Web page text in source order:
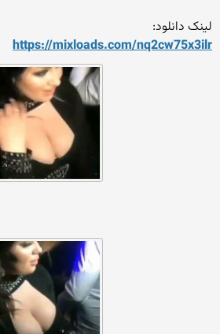
لینک دانلود:
https://mixloads.com/nq2cw75x3ilr